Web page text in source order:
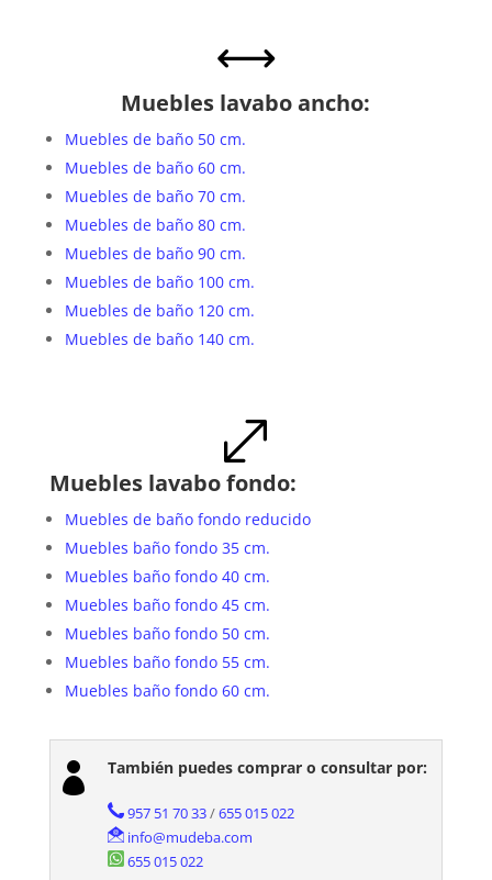
,
Muebles lavabo ancho:
Muebles de baño 50 cm.
Muebles de baño 60 cm.
Muebles de baño 70 cm.
Muebles de baño 80 cm.
Muebles de baño 90 cm.
Muebles de baño 100 cm.
Muebles de baño 120 cm.
Muebles de baño 140 cm.
.
Muebles lavabo fondo:
Muebles de baño fondo reducido
Muebles baño fondo 35 cm.
Muebles baño fondo 40 cm.
Muebles baño fondo 45 cm.
Muebles baño fondo 50 cm.
Muebles baño fondo 55 cm.
Muebles baño fondo 60 cm.
 También puedes comprar o consultar por:
957 51 70 33/655 015 022
info@mudeba.com
655 015 022